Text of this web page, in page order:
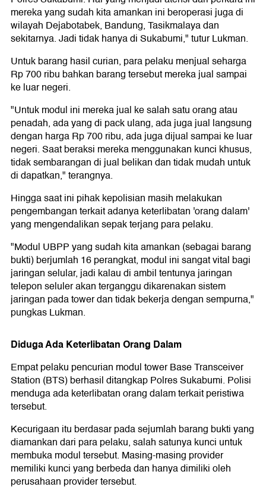
mereka yang sudah kita amankan ini beroperasi juga di
wilayah Dejabotabek, Bandung, Tasikmalaya dan
sekitarnya. Jadi tidak hanya di Sukabumi," tutur Lukman.
Untuk barang hasil curian, para pelaku menjual seharga
Rp 700 ribu bahkan barang tersebut mereka jual sampai
ke luar negeri.
"Untuk modul ini mereka jual ke salah satu orang atau
penadah, ada yang di pack ulang, ada juga jual langsung
dengan harga Rp 700 ribu, ada juga dijual sampai ke luar
negeri. Saat beraksi mereka menggunakan kunci khusus,
tidak sembarangan di jual belikan dan tidak mudah untuk
di dapatkan," terangnya.
Hingga saat ini pihak kepolisian masih melakukan
pengembangan terkait adanya keterlibatan 'orang dalam'
yang mengendalikan sepak terjang para pelaku.
"Modul UBPP yang sudah kita amankan (sebagai barang
bukti) berjumlah 16 perangkat, modul ini sangat vital bagi
jaringan selular, jadi kalau di ambil tentunya jaringan
telepon seluler akan terganggu dikarenakan sistem
jaringan pada tower dan tidak bekerja dengan sempurna,"
pungkas Lukman.
Diduga Ada Keterlibatan Orang Dalam
Empat pelaku pencurian modul tower Base Transceiver
Station (BTS) berhasil ditangkap Polres Sukabumi. Polisi
menduga ada keterlibatan orang dalam terkait peristiwa
tersebut.
Kecurigaan itu berdasar pada sejumlah barang bukti yang
diamankan dari para pelaku, salah satunya kunci untuk
membuka modul tersebut. Masing-masing provider
memiliki kunci yang berbeda dan hanya dimiliki oleh
perusahaan provider tersebut.